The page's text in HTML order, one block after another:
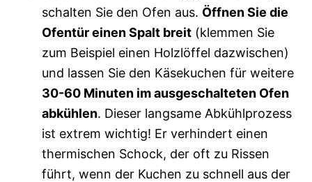
schalten Sie den Ofen aus. Öffnen Sie die
Ofentür einen Spalt breit (klemmen Sie
zum Beispiel einen Holzlöffel dazwischen)
und lassen Sie den Käsekuchen für weitere
30-60 Minuten im ausgeschalteten Ofen
abkühlen. Dieser langsame Abkühlprozess
ist extrem wichtig! Er verhindert einen
thermischen Schock, der oft zu Rissen
führt, wenn der Kuchen zu schnell aus der